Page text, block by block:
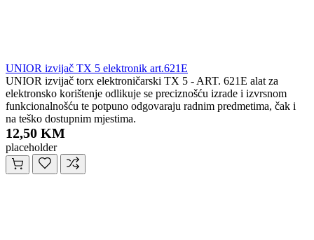
UNIOR izvijač TX 5 elektronik art.621E
UNIOR izvijač torx elektroničarski TX 5 - ART. 621E alat za
elektronsko korištenje odlikuje se preciznošću izrade i izvrsnom
funkcionalnošću te potpuno odgovaraju radnim predmetima, čak i
na teško dostupnim mjestima.
12,50 KM
placeholder